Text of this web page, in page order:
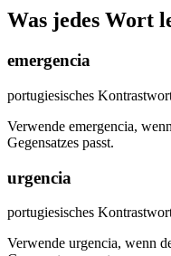
Was jedes Wort
emergencia
portugiesisches
Verwende emergencia,
Gegensatzes passt.
urgencia
portugiesisches
Verwende urgencia, wenn